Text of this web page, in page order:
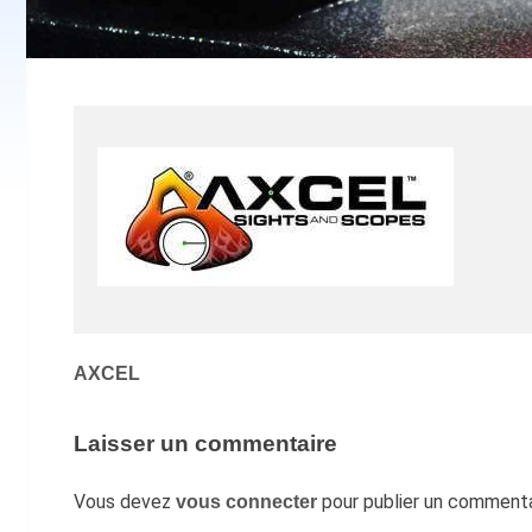
Navigation
l’article
AXCEL
Laisser un commentaire
Vous devez vous connecter pour publier un